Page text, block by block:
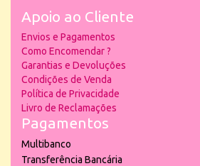
Apoio ao Cliente
Envios e Pagamentos
Como Encomendar ?
Garantias e Devoluções
Condições de Venda
Política de Privacidade
Livro de Reclamações
Pagamentos
Multibanco
Transferência Bancária